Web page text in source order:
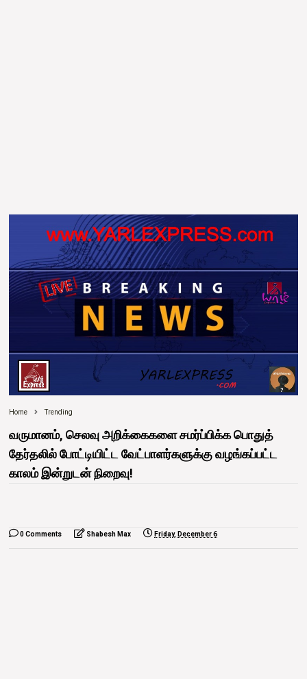
Home Trending
வருமானம், செலவு அறிக்கைகளை சமர்ப்பிக்க பொதுத்
தேர்தலில் போட்டியிட்ட வேட்பாளர்களுக்கு வழங்கப்பட்ட
காலம் இன்றுடன் நிறைவு!
0 Comments Shabesh Max Friday, December 6